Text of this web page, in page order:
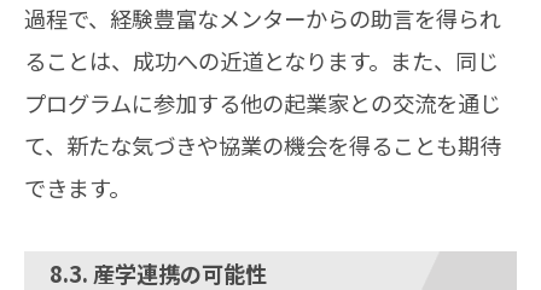
過程で、経験豊富なメンターからの助言を得られ
ることは、成功への近道となります。また、同じ
プログラムに参加する他の起業家との交流を通じ
て、新たな気づきや協業の機会を得ることも期待
できます。
8.3. 産学連携の可能性